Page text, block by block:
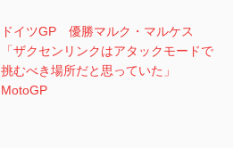
ドイツGP 優勝マルク・マルケス
「ザクセンリンクはアタックモードで
挑むべき場所だと思っていた」
MotoGP